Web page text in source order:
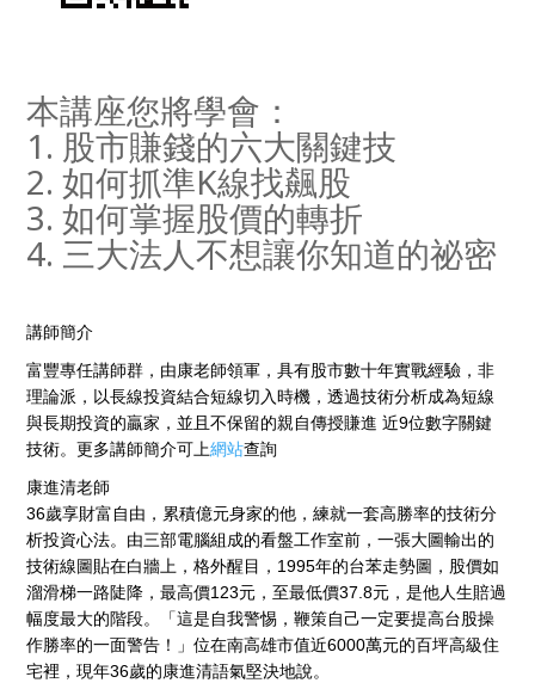
本講座您將學會：
1. 股市賺錢的六大關鍵技
2. 如何抓準K線找飆股
3. 如何掌握股價的轉折
4. 三大法人不想讓你知道的祕密
講師簡介
富豐專任講師群，由康老師領軍，具有股市數十年實戰經驗，非
理論派，以長線投資結合短線切入時機，透過技術分析成為短線
與長期投資的贏家，並且不保留的親自傳授賺進 近9位數字關鍵
技術。更多講師簡介可上網站查詢
康進清老師
36歲享財富自由，累積億元身家的他，練就一套高勝率的技術分
析投資心法。由三部電腦組成的看盤工作室前，一張大圖輸出的
技術線圖貼在白牆上，格外醒目，1995年的台苯走勢圖，股價如
溜滑梯一路陡降，最高價123元，至最低價37.8元，是他人生賠過
幅度最大的階段。「這是自我警惕，鞭策自己一定要提高台股操
作勝率的一面警告！」位在南高雄市值近6000萬元的百坪高級住
宅裡，現年36歲的康進清語氣堅決地說。